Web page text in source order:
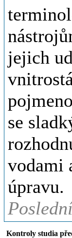
jejich
se
vodami
úpravu.
Kontroly studia